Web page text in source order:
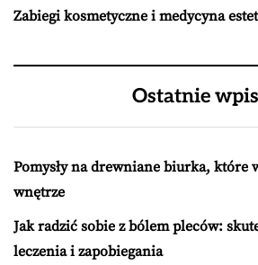
Zabiegi kosmetyczne i medycyna
Ostatnie
Pomysły na drewniane biurka, które
wnętrze
Jak radzić sobie z bólem pleców:
leczenia i zapobiegania